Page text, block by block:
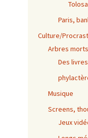
Tolosa
Paris,
Culture/
Arbres
Des
Musique
Screens,
Jeux